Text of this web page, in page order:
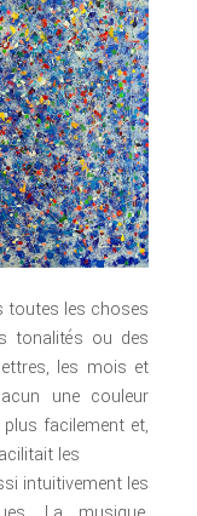
toutes les choses
tonalités ou des
les mois et
une couleur
facilement et,
les
intuitivement les